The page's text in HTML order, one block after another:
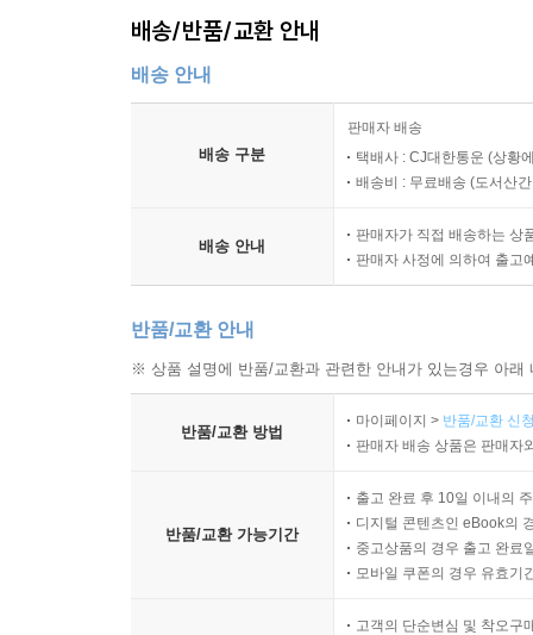
배송/반품/교환 안내
배송 안내
배송 구분
판매자 배송
택배사 : CJ대한통운 (상황
배송비 : 무료배송 (도서산
배송 안내
판매자가 직접 배송하는 상
판매자 사정에 의하여 출고
반품/교환 안내
※ 상품 설명에 반품/교환과 관련한 안내가 있는경우 아
반품/교환 방법
마이페이지 > 반품/교환 신
판매자 배송 상품은 판매자
반품/교환 가능기간
출고 완료 후 10일 이내의
디지털 콘텐츠인 eBook의
중고상품의 경우 출고 완료
모바일 쿠폰의 경우 유효기
고객의 단순변심 및 착오구